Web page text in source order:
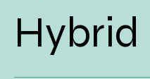
Hybrid